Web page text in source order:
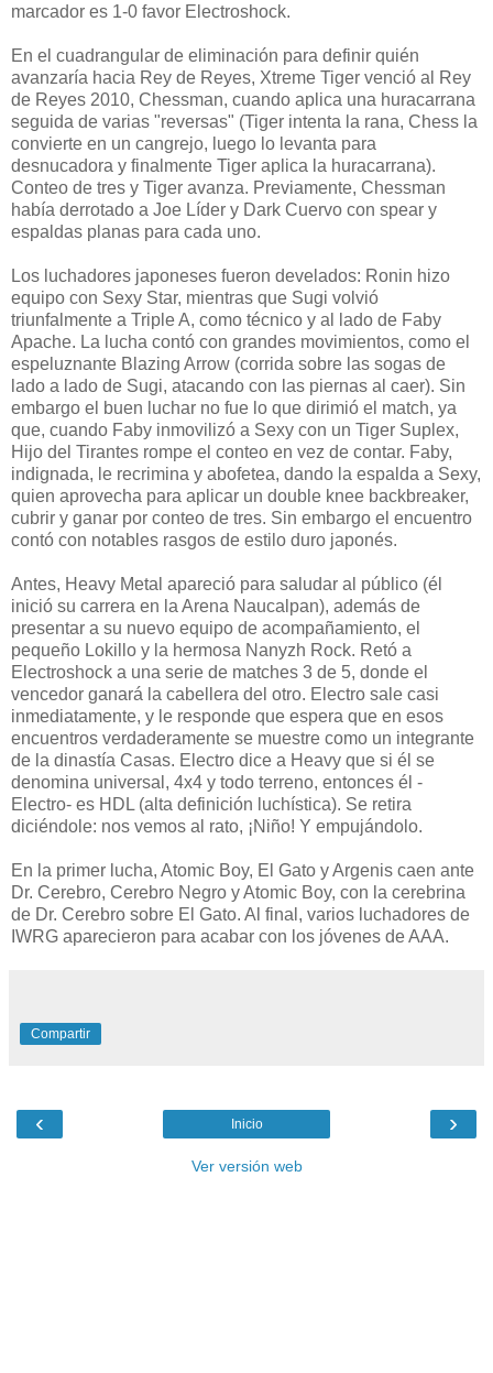
marcador es 1-0 favor Electroshock.
En el cuadrangular de eliminación para definir quién
avanzaría hacia Rey de Reyes, Xtreme Tiger venció al Rey
de Reyes 2010, Chessman, cuando aplica una huracarrana
seguida de varias "reversas" (Tiger intenta la rana, Chess la
convierte en un cangrejo, luego lo levanta para
desnucadora y finalmente Tiger aplica la huracarrana).
Conteo de tres y Tiger avanza. Previamente, Chessman
había derrotado a Joe Líder y Dark Cuervo con spear y
espaldas planas para cada uno.
Los luchadores japoneses fueron develados: Ronin hizo
equipo con Sexy Star, mientras que Sugi volvió
triunfalmente a Triple A, como técnico y al lado de Faby
Apache. La lucha contó con grandes movimientos, como el
espeluznante Blazing Arrow (corrida sobre las sogas de
lado a lado de Sugi, atacando con las piernas al caer). Sin
embargo el buen luchar no fue lo que dirimió el match, ya
que, cuando Faby inmovilizó a Sexy con un Tiger Suplex,
Hijo del Tirantes rompe el conteo en vez de contar. Faby,
indignada, le recrimina y abofetea, dando la espalda a Sexy,
quien aprovecha para aplicar un double knee backbreaker,
cubrir y ganar por conteo de tres. Sin embargo el encuentro
contó con notables rasgos de estilo duro japonés.
Antes, Heavy Metal apareció para saludar al público (él
inició su carrera en la Arena Naucalpan), además de
presentar a su nuevo equipo de acompañamiento, el
pequeño Lokillo y la hermosa Nanyzh Rock. Retó a
Electroshock a una serie de matches 3 de 5, donde el
vencedor ganará la cabellera del otro. Electro sale casi
inmediatamente, y le responde que espera que en esos
encuentros verdaderamente se muestre como un integrante
de la dinastía Casas. Electro dice a Heavy que si él se
denomina universal, 4x4 y todo terreno, entonces él -
Electro- es HDL (alta definición luchística). Se retira
diciéndole: nos vemos al rato, ¡Niño! Y empujándolo.
En la primer lucha, Atomic Boy, El Gato y Argenis caen ante
Dr. Cerebro, Cerebro Negro y Atomic Boy, con la cerebrina
de Dr. Cerebro sobre El Gato. Al final, varios luchadores de
IWRG aparecieron para acabar con los jóvenes de AAA.
Compartir
‹ ›
Inicio
Ver versión web